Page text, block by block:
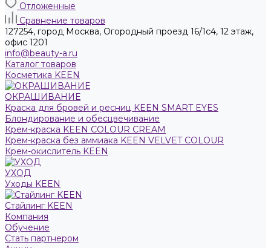
Отложенные
Сравнение товаров
127254, город Москва, Огородный проезд 16/1с4, 12 этаж,
офис 1201
info@beauty-a.ru
Каталог товаров
Косметика KEEN
ОКРАШИВАНИЕ
Краска для бровей и ресниц KEEN SMART EYES
Блондирование и обесцвечивание
Крем-краска KEEN COLOUR CREAM
Крем-краска без аммиака KEEN VELVET COLOUR
Крем-окислитель KEEN
УХОД
Уходы KEEN
Стайлинг KEEN
Компания
Обучение
Стать партнером